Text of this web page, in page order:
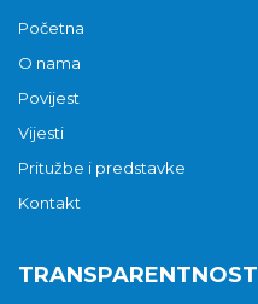
Početna
O nama
Povijest
Vijesti
Pritužbe i predstavke
Kontakt
TRANSPARENTNOST